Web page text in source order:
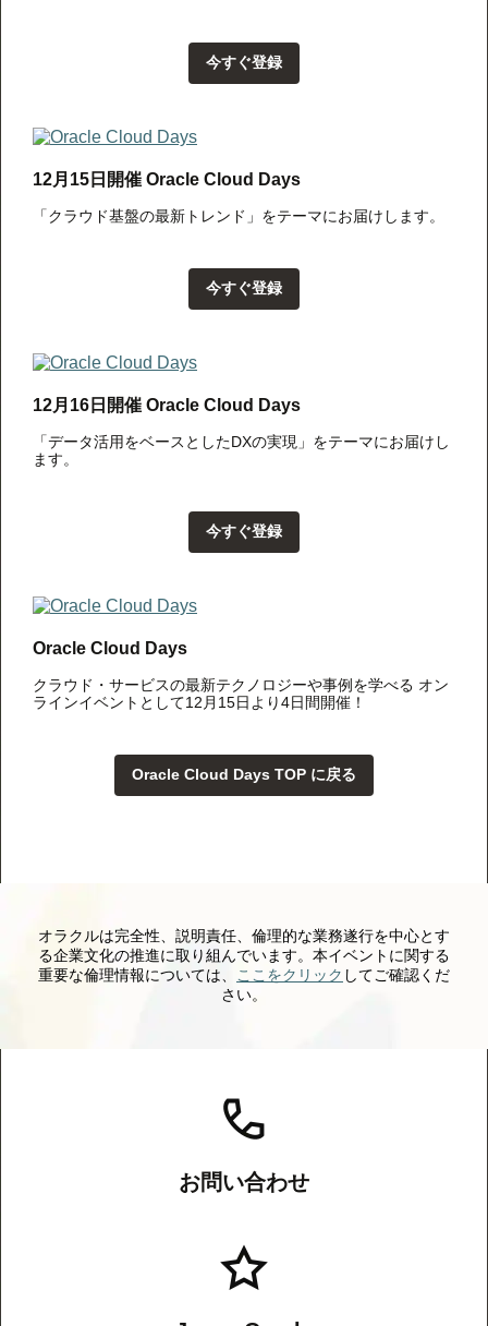
今すぐ登録
12月15日開催 Oracle Cloud Days
「クラウド基盤の最新トレンド」をテーマにお届けします。
今すぐ登録
12月16日開催 Oracle Cloud Days
「データ活用をベースとしたDXの実現」をテーマにお届けし
ます。
今すぐ登録
Oracle Cloud Days
クラウド・サービスの最新テクノロジーや事例を学べる オン
ラインイベントとして12月15日より4日間開催！
Oracle Cloud Days TOP に戻る
オラクルは完全性、説明責任、倫理的な業務遂行を中心とす
る企業文化の推進に取り組んでいます。本イベントに関する
重要な倫理情報については、
ここをクリック してご確認くだ
さい。
お問い合わせ